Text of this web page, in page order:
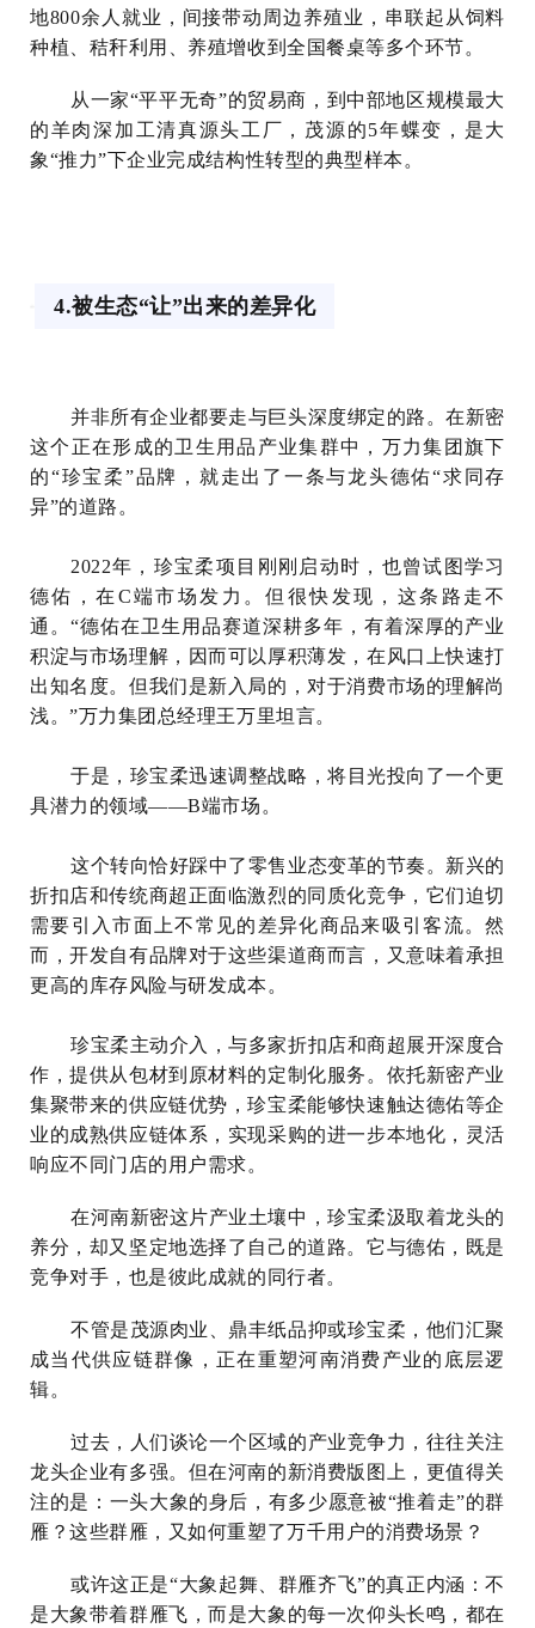
地800余人就业，间接带动周边养殖业，串联起从饲料
种植、秸秆利用、养殖增收到全国餐桌等多个环节。
从一家“平平无奇”的贸易商，到中部地区规模最大
的羊肉深加工清真源头工厂，茂源的5年蝶变，是大
象“推力”下企业完成结构性转型的典型样本。
4.被生态“让”出来的差异化
并非所有企业都要走与巨头深度绑定的路。在新密
这个正在形成的卫生用品产业集群中，万力集团旗下
的“珍宝柔”品牌，就走出了一条与龙头德佑“求同存
异”的道路。
2022年，珍宝柔项目刚刚启动时，也曾试图学习
德佑，在C端市场发力。但很快发现，这条路走不
通。“德佑在卫生用品赛道深耕多年，有着深厚的产业
积淀与市场理解，因而可以厚积薄发，在风口上快速打
出知名度。但我们是新入局的，对于消费市场的理解尚
浅。”万力集团总经理王万里坦言。
于是，珍宝柔迅速调整战略，将目光投向了一个更
具潜力的领域——B端市场。
这个转向恰好踩中了零售业态变革的节奏。新兴的
折扣店和传统商超正面临激烈的同质化竞争，它们迫切
需要引入市面上不常见的差异化商品来吸引客流。然
而，开发自有品牌对于这些渠道商而言，又意味着承担
更高的库存风险与研发成本。
珍宝柔主动介入，与多家折扣店和商超展开深度合
作，提供从包材到原材料的定制化服务。依托新密产业
集聚带来的供应链优势，珍宝柔能够快速触达德佑等企
业的成熟供应链体系，实现采购的进一步本地化，灵活
响应不同门店的用户需求。
在河南新密这片产业土壤中，珍宝柔汲取着龙头的
养分，却又坚定地选择了自己的道路。它与德佑，既是
竞争对手，也是彼此成就的同行者。
不管是茂源肉业、鼎丰纸品抑或珍宝柔，他们汇聚
成当代供应链群像，正在重塑河南消费产业的底层逻
辑。
过去，人们谈论一个区域的产业竞争力，往往关注
龙头企业有多强。但在河南的新消费版图上，更值得关
注的是：一头大象的身后，有多少愿意被“推着走”的群
雁？这些群雁，又如何重塑了万千用户的消费场景？
或许这正是“大象起舞、群雁齐飞”的真正内涵：不
是大象带着群雁飞，而是大象的每一次仰头长鸣，都在